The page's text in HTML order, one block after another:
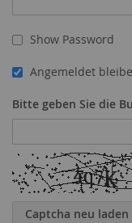
Show Password
Angemeldet
Bitte geben Sie die
Captcha neu laden